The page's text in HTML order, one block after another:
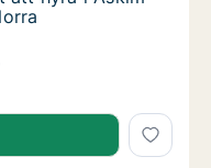
att hyra i Askim-